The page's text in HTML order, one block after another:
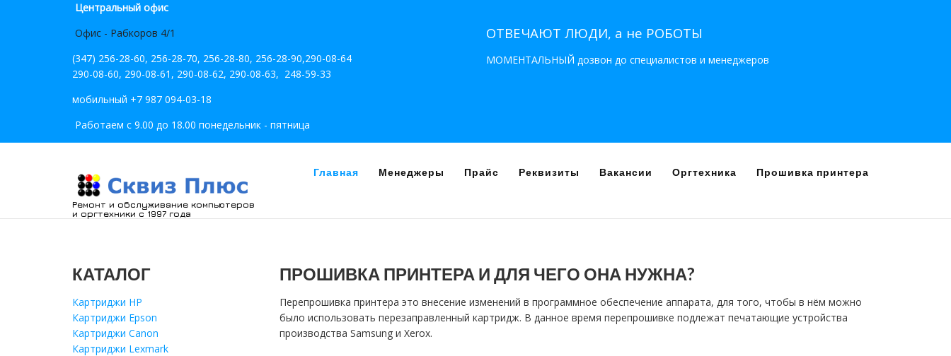
Центральный офис
Офис - Рабкоров 4/1
(347) 256-28-60, 256-28-70, 256-28-80, 256-28-90,290-08-64
290-08-60, 290-08-61, 290-08-62, 290-08-63, 248-59-33
мобильный +7 987 094-03-18
Работаем с 9.00 до 18.00 понедельник - пятница
ОТВЕЧАЮТ ЛЮДИ, а не РОБОТЫ
МОМЕНТАЛЬНЫЙ дозвон до специалистов и менеджеров
Ремонт и обслуживание компьютеров
и оргтехники с 1997 года
Главная Менеджеры Прайс Реквизиты Вакансии Оргтехника Прошивка принтера
КАТАЛОГ
Картриджи HP
Картриджи Epson
Картриджи Canon
Картриджи Lexmark
ПРОШИВКА ПРИНТЕРА И ДЛЯ ЧЕГО ОНА НУЖНА?
Перепрошивка принтера это внесение изменений в программное обеспечение аппарата, для того, чтобы в нём можно
было использовать перезаправленный картридж. В данное время перепрошивке подлежат печатающие устройства
производства Samsung и Xerox.